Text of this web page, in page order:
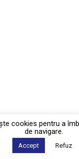
cookies pentru a
de navigare.
Accept Refuz